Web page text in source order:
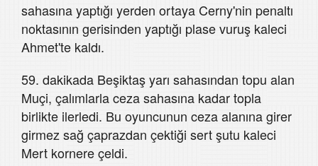
sahasına yaptığı yerden ortaya Cerny'nin penaltı
noktasının gerisinden yaptığı plase vuruş kaleci
Ahmet'te kaldı.
59. dakikada Beşiktaş yarı sahasından topu alan
Muçi, çalımlarla ceza sahasına kadar topla
birlikte ilerledi. Bu oyuncunun ceza alanına girer
girmez sağ çaprazdan çektiği sert şutu kaleci
Mert kornere çeldi.